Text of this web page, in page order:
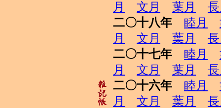
月
文月 葉月
二〇十八年
睦月
月
文月 葉月
二〇十七年
睦月
月
文月 葉月
二〇十六年
睦月
月
文月 葉月